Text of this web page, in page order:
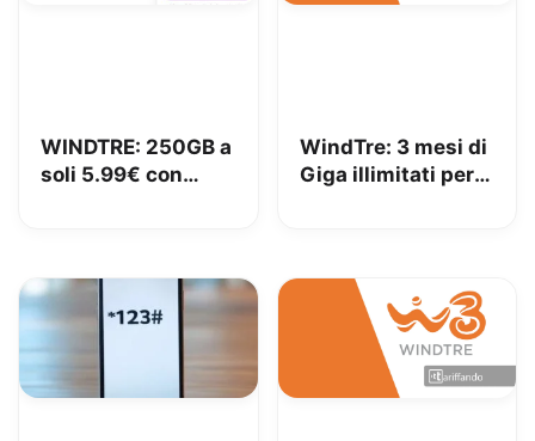
WINDTRE: 250GB a
soli 5.99€ con
WindTre: 3 mesi di
Giga illimitati per